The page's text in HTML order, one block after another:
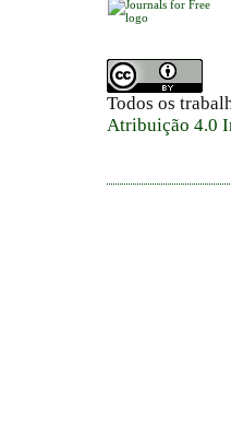
Todos os
Atribuição 4.0